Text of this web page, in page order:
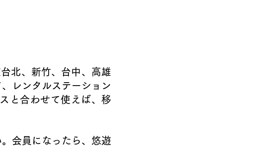
北、新竹、台中、高雄
レンタルステーション
と合わせて使えば、移
会員になったら、悠遊